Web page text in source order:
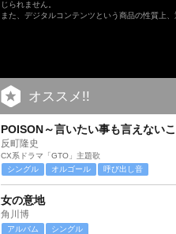
じられません。
また、デジタルコンテンツという商品の性質上
オススメ!!
POISON～言いたい事も言えない
反町隆史
CX系ドラマ「GTO」主題歌
シングル
オルゴール 呼び出し音
女の意地
角川博
アルバム シングル